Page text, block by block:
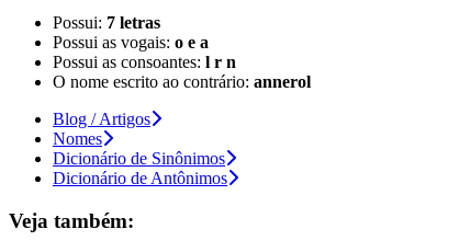
Possui: 7 letras
Possui as vogais: o e a
Possui as consoantes: l r n
O nome escrito ao contrário: annerol
Blog / Artigos
Nomes
Dicionário de Sinônimos
Dicionário de Antônimos
Veja também: